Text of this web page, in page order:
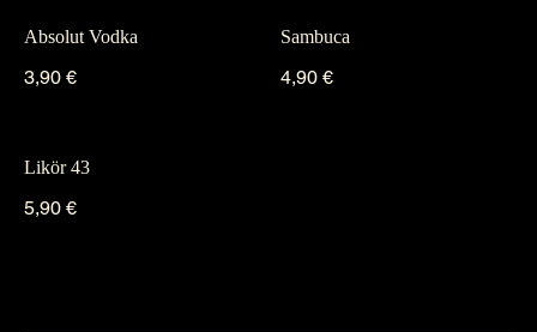
Absolut Vodka
3,90 €
Sambuca
4,90 €
Likör 43
5,90 €